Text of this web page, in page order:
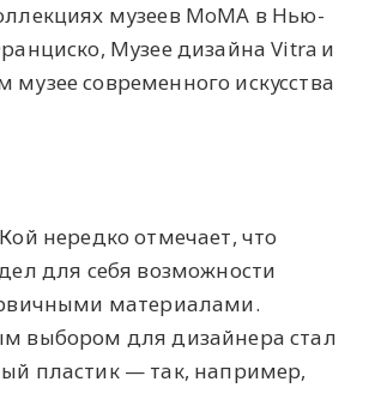
музеев MoMA в Нью-
Музее дизайна Vitra и
современного искусства
нередко отмечает, что
для себя возможности
материалами.
выбором для дизайнера стал
пластик — так, например,